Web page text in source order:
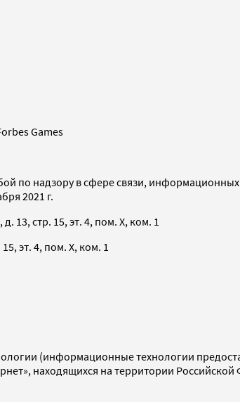
Games
по надзору в сфере связи,
2021 г.
13, стр. 15, эт. 4, пом. X, ком. 1
эт. 4, пом. X, ком. 1
(информационные технологии
находящихся на территории